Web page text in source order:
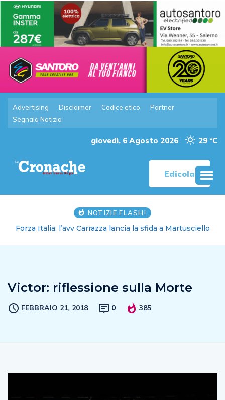
Advertising Disclaimer Codice etico
Partner
Segnala Notizia
giovedì, 6 Agosto 2026 29 °C
Edicola
NOTIZIE FLASH!
Forza Italia: l’avv Carrazza lancia la sfida a Martusciello
Victor: riflessione sulla Morte
FEBBRAIO 21, 2018 0 385